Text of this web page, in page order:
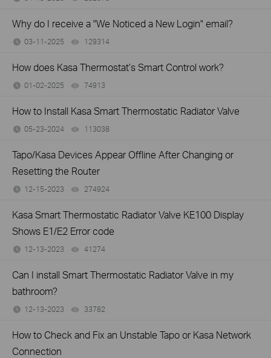
Why do I receive a "We Noticed a New Login" email?
03-11-2025 129314
How does Kasa Thermostat’s Smart Control work?
01-02-2025 74913
How to Install Kasa Smart Thermostatic Radiator Valve
05-23-2024 113038
Tapo/Kasa Devices Appear Offline After Changing or
Resetting the Router
12-15-2023 274924
Kasa Smart Thermostatic Radiator Valve KE100 Display
Shows E1/E2 Error code
12-13-2023 41274
Can I install Smart Thermostatic Radiator Valve in my
bathroom?
12-13-2023 33782
How to Check and Fix an Unstable Tapo or Kasa Network
Connection